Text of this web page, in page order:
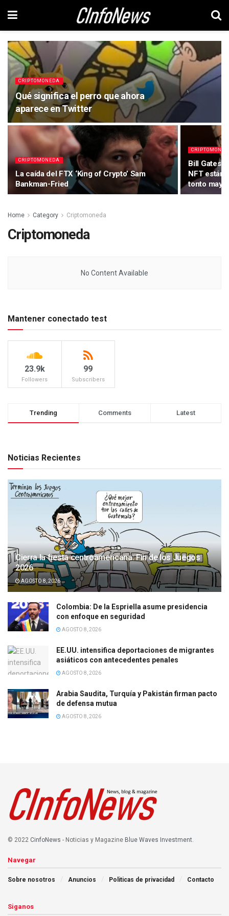
CRIPTOMONEDA
Qué significa el perro que ahora
aparece en Twitter
CRIPTOMONEDA
La caída del FTX ‘King of Crypto’ Sam
Bankman-Fried
Bill Gates
NFT están
tonto
Home Category Criptomoneda
Criptomoneda
No Content Available
Mantener conectado test
23.9k
Followers
99
Subscribers
Trending Comments Latest
Noticias Recientes
Cierra la fiesta centroamericana: Fin de los Juegos
2026
AGOSTO 8, 2026
Colombia: De la Espriella asume presidencia
con enfoque en seguridad
AGOSTO 8, 2026
EE.UU. intensifica deportaciones de migrantes
asiáticos con antecedentes penales
AGOSTO 8, 2026
Arabia Saudita, Turquía y Pakistán firman pacto
de defensa mutua
AGOSTO 8, 2026
© 2022 CinfoNews - Noticias y Magazine Blue Waves Investment
Navegar
Sobre nosotros Anuncios Politicas de privacidad Contacto
Siganos